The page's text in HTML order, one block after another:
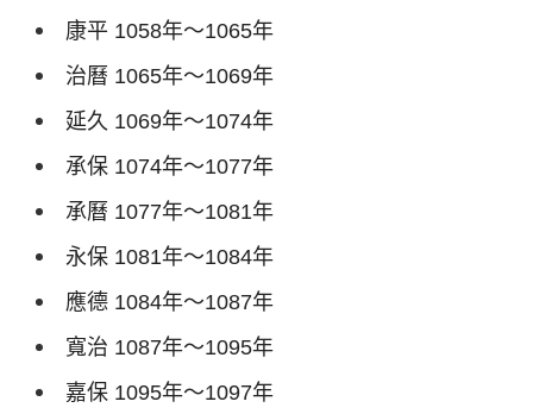
康平 1058年～1065年
治曆 1065年～1069年
延久 1069年～1074年
承保 1074年～1077年
承曆 1077年～1081年
永保 1081年～1084年
應德 1084年～1087年
寬治 1087年～1095年
嘉保 1095年～1097年